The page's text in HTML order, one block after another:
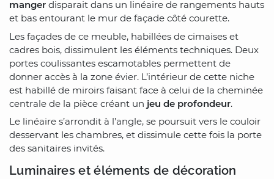
manger disparait dans un linéaire de rangements hauts
et bas entourant le mur de façade côté courette.
Les façades de ce meuble, habillées de cimaises et
cadres bois, dissimulent les éléments techniques. Deux
portes coulissantes escamotables permettent de
donner accès à la zone évier. L’intérieur de cette niche
est habillé de miroirs faisant face à celui de la cheminée
centrale de la pièce créant un jeu de profondeur.
Le linéaire s’arrondit à l’angle, se poursuit vers le couloir
desservant les chambres, et dissimule cette fois la porte
des sanitaires invités.
Luminaires et éléments de décoration